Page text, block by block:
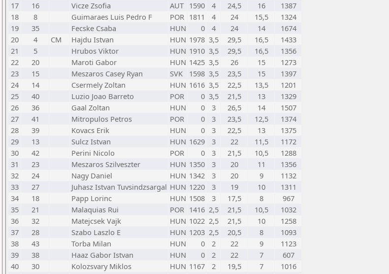
17
16 Vicze Zsofia AUT 1590 4 24,5 16
1387
18
8 Guimaraes Luis Pedro F POR 1811 4 24 15,5
1324
19
35 Fecske Csaba HUN 0 4 24 14
1674
20
4 CM Hajdu Istvan HUN 1978 3,5 29,5 16,5
1433
21
5 Hrubos Viktor HUN 1910 3,5 29,5 16,5
1356
22
20 Maroti Gabor HUN 1425 3,5 26 15
1273
23
15 Meszaros Casey Ryan SVK 1598 3,5 23,5 15
1397
24
14 Csermely Zoltan HUN 1616 3,5 22,5 13,5
1201
25
40 Luzio Joao Barreto POR 0 3,5 21,5 13
1329
26
36 Gaal Zoltan HUN 0 3 26,5 14
1507
27
41 Mitropulos Petros POR 0 3 23,5 12,5
1374
28
39 Kovacs Erik HUN 0 3 22,5 13
1375
29
13 Sulcz Istvan HUN 1629 3 22 11,5
1172
30
42 Perini Nicolo POR 0 3 21,5 10,5
1288
31
23 Meszaros Szilveszter HUN 1350 3 20 11
1356
32
24 Nagy Daniel HUN 1342 3 20 9
1132
33
27 Juhasz Istvan Tuvsindzsargal HUN 1220 3 19 10
1311
34
18 Papp Lorinc HUN 1508 3 17,5 8
967
35
21 Malaquias Rui POR 1416 2,5 21,5 10,5
1032
36
32 Matejcsek Vajk HUN 1022 2,5 21,5 10
1258
37
28 Szabo Laszlo E HUN 1203 2,5 20,5 8
1093
38
43 Torba Milan HUN 0 2 22 9
1123
39
38 Haaz Gabor Istvan HUN 0 2 22 7
607
40
30 Kolozsvary Miklos HUN 1167 2 19,5 7
1016